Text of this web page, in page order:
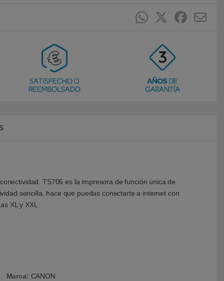
TS705 es la impresora de función única de
sencilla, hace que puedas conectarte a internet con
XL y XXL.
Marca: CANON